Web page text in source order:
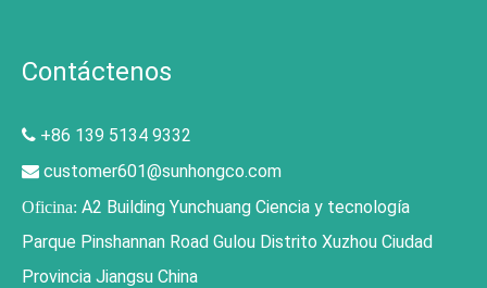
Contáctenos
 +86 139 5134 9332
 customer601@sunhongco.com
Oficina: A2 Building Yunchuang Ciencia y tecnología
Parque Pinshannan Road Gulou Distrito Xuzhou Ciudad
Provincia Jiangsu China